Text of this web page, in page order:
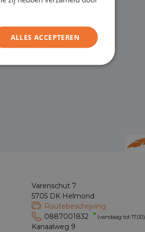
Varenschut 7
5705 DK Helmond
Routebeschrijving
0887001832
(vandaag tot 17:00)
Kanaalweg 9
ALLES ACCEPTEREN